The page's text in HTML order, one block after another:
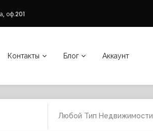
оф.201
Контакты Блог Аккаунт
Любой Тип Недвижимости